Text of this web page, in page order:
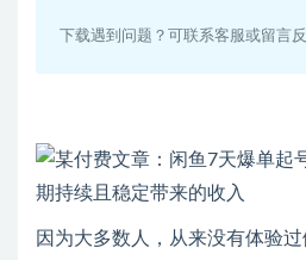
下载遇到问题？可联系客服或留言
因为大多数人，从来没有体验